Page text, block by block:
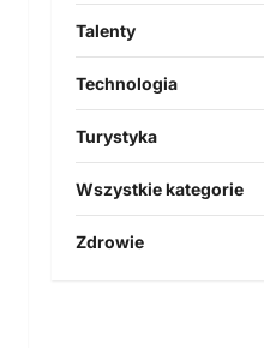
Talenty
Technologia
Turystyka
Wszystkie kategorie
Zdrowie